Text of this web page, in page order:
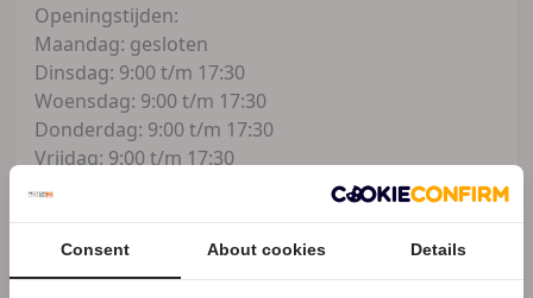
Openingstijden:
Maandag: gesloten
Dinsdag: 9:00 t/m 17:30
Woensdag: 9:00 t/m 17:30
Donderdag: 9:00 t/m 17:30
Vrijdag: 9:00 t/m 17:30
Zaterdag: 9:00 t/m 17:30
Techmoto
Consent About cookies Details